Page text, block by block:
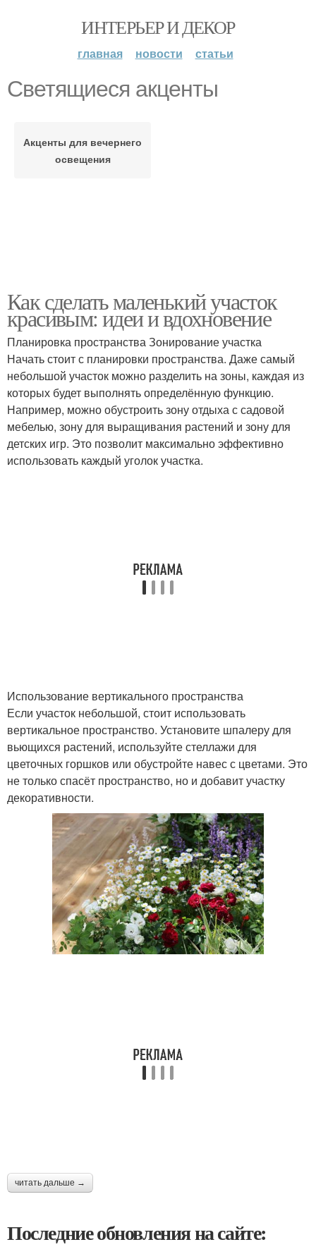
ИНТЕРЬЕР И ДЕКОР
главная новости статьи
Светящиеся акценты
Акценты для вечернего
освещения
Как сделать маленький участок
красивым: идеи и вдохновение
Планировка пространства Зонирование участка
Начать стоит с планировки пространства. Даже самый
небольшой участок можно разделить на зоны, каждая из
которых будет выполнять определённую функцию.
Например, можно обустроить зону отдыха с садовой
мебелью, зону для выращивания растений и зону для
детских игр. Это позволит максимально эффективно
использовать каждый уголок участка.
Использование вертикального пространства
Если участок небольшой, стоит использовать
вертикальное пространство. Установите шпалеру для
вьющихся растений, используйте стеллажи для
цветочных горшков или обустройте навес с цветами. Это
не только спасёт пространство, но и добавит участку
декоративности.
читать дальше →
Последние обновления на сайте: